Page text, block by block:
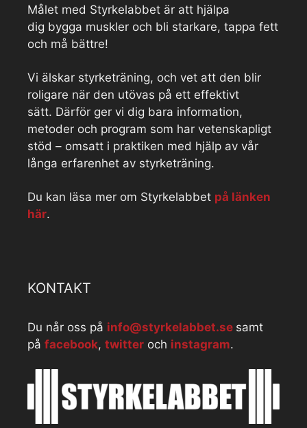
Målet med Styrkelabbet är att hjälpa
dig bygga muskler och bli starkare, tappa fett
och må bättre!
Vi älskar styrketräning, och vet att den blir
roligare när den utövas på ett effektivt
sätt. Därför ger vi dig bara information,
metoder och program som har vetenskapligt
stöd – omsatt i praktiken med hjälp av vår
långa erfarenhet av styrketräning.
Du kan läsa mer om Styrkelabbet på länken
här.
KONTAKT
Du når oss på info@styrkelabbet.se samt
på facebook, twitter och instagram.